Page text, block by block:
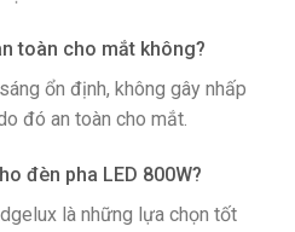
toàn cho mắt không?
ổn định, không gây nhấp
đó an toàn cho mắt.
đèn pha LED 800W?
là những lựa chọn tốt